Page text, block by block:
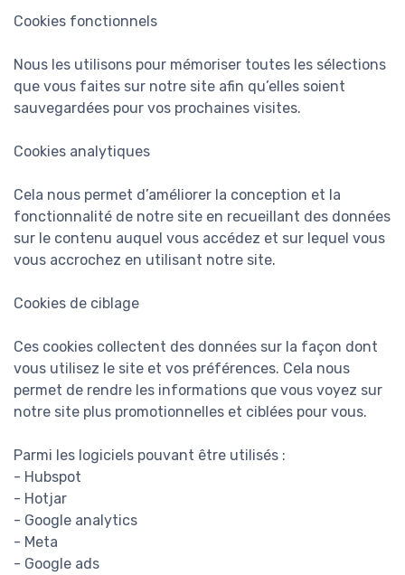
Cookies fonctionnels
Nous les utilisons pour mémoriser toutes les sélections
que vous faites sur notre site afin qu’elles soient
sauvegardées pour vos prochaines visites.
Cookies analytiques
Cela nous permet d’améliorer la conception et la
fonctionnalité de notre site en recueillant des données
sur le contenu auquel vous accédez et sur lequel vous
vous accrochez en utilisant notre site.
Cookies de ciblage
Ces cookies collectent des données sur la façon dont
vous utilisez le site et vos préférences. Cela nous
permet de rendre les informations que vous voyez sur
notre site plus promotionnelles et ciblées pour vous.
Parmi les logiciels pouvant être utilisés :
- Hubspot
- Hotjar
- Google analytics
- Meta
- Google ads